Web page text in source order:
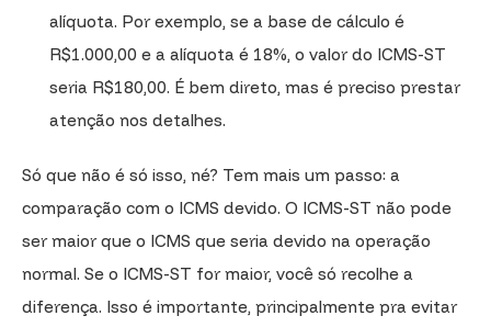
alíquota. Por exemplo, se a base de cálculo é
R$1.000,00 e a alíquota é 18%, o valor do ICMS-ST
seria R$180,00. É bem direto, mas é preciso prestar
atenção nos detalhes.
Só que não é só isso, né? Tem mais um passo: a
comparação com o ICMS devido. O ICMS-ST não pode
ser maior que o ICMS que seria devido na operação
normal. Se o ICMS-ST for maior, você só recolhe a
diferença. Isso é importante, principalmente pra evitar